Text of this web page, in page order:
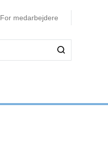
For medarbejdere